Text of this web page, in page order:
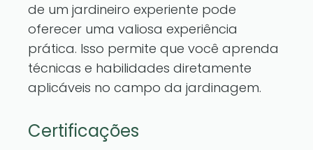
de um jardineiro experiente pode
oferecer uma valiosa experiência
prática. Isso permite que você aprenda
técnicas e habilidades diretamente
aplicáveis no campo da jardinagem.
Certificações